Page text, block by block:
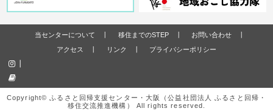
当センターについて 移住までのSTEP
お問い合わせ
アクセス
リンク プライバシーポリシー
Copyright© ふるさと回帰支援センター・大阪（公益社団法人 ふるさと回帰・
移住交流推進機構） All rights reserved.